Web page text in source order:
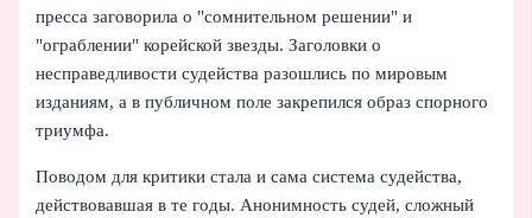
пресса заговорила о "сомнительном решении" и
"ограблении" корейской звезды. Заголовки о
несправедливости судейства разошлись по мировым
изданиям, а в публичном поле закрепился образ спорного
триумфа.
Поводом для критики стала и сама система судейства,
действовавшая в те годы. Анонимность судей, сложный